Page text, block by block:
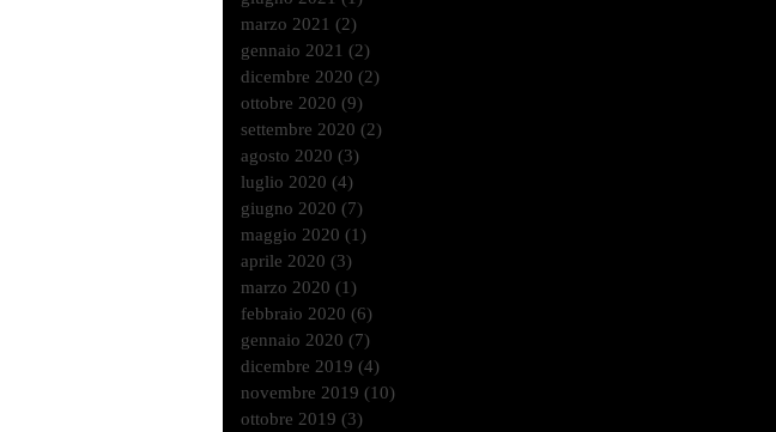
marzo 2021 (2)
gennaio 2021 (2)
dicembre 2020 (2)
ottobre 2020 (9)
settembre 2020 (2)
agosto 2020 (3)
luglio 2020 (4)
giugno 2020 (7)
maggio 2020 (1)
aprile 2020 (3)
marzo 2020 (1)
febbraio 2020 (6)
gennaio 2020 (7)
dicembre 2019 (4)
novembre 2019 (10)
ottobre 2019 (3)